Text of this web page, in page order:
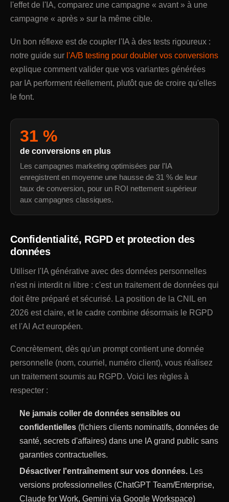
l'effet de l'IA, comparez une campagne « avant » à une
campagne « après » sur la même cible.
Un bon réflexe est de coupler l'IA à des tests rigoureux :
notre guide sur l'A/B testing pour doubler vos conversions
explique comment valider que vos variantes générées
par IA performent réellement, plutôt que de croire qu'elles
le font.
31 %
de conversions en plus
Les campagnes marketing optimisées par l'IA
enregistrent en moyenne une hausse de 31 % de leur
taux de conversion, pour un ROI nettement supérieur
aux campagnes classiques.
Confidentialité, RGPD et protection des
données
Utiliser l'IA générative avec des données personnelles
n'est ni interdit ni libre : c'est un traitement de données qui
doit être préparé et sécurisé. La position de la CNIL en
2026 est claire, et le cadre combine désormais le RGPD
et l'AI Act européen.
Concrètement, dès qu'un prompt contient une donnée
personnelle (nom, courriel, numéro client), vous réalisez
un traitement soumis au RGPD. Voici les règles à
respecter :
Ne jamais coller de données sensibles ou
confidentielles(fichiers clients nominatifs, données de
santé, secrets d'affaires) dans une IA grand public sans
garanties contractuelles.
Désactiver l'entraînement sur vos données.Les
versions professionnelles (ChatGPT Team/Enterprise,
Claude for Work, Gemini via Google Workspace)